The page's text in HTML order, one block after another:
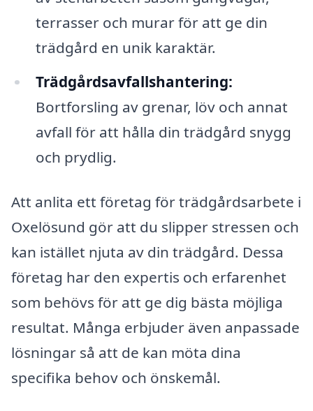
terrasser och murar för att ge din
trädgård en unik karaktär.
Trädgårdsavfallshantering:
Bortforsling av grenar, löv och annat
avfall för att hålla din trädgård snygg
och prydlig.
Att anlita ett företag för trädgårdsarbete i
Oxelösund gör att du slipper stressen och
kan istället njuta av din trädgård. Dessa
företag har den expertis och erfarenhet
som behövs för att ge dig bästa möjliga
resultat. Många erbjuder även anpassade
lösningar så att de kan möta dina
specifika behov och önskemål.